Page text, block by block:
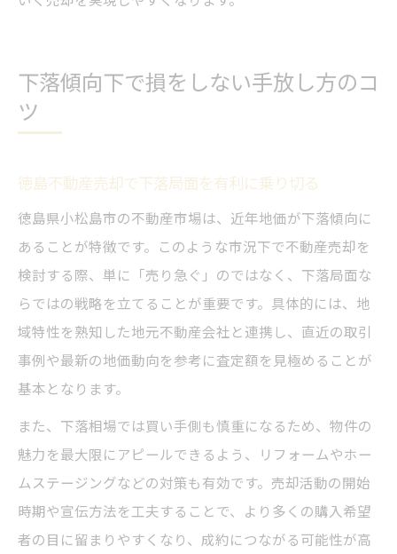
下落傾向下で損をしない手放し方のコ
ツ
徳島不動産売却で下落局面を有利に乗り切る
徳島県小松島市の不動産市場は、近年地価が下落傾向に
あることが特徴です。このような市況下で不動産売却を
検討する際、単に「売り急ぐ」のではなく、下落局面な
らではの戦略を立てることが重要です。具体的には、地
域特性を熟知した地元不動産会社と連携し、直近の取引
事例や最新の地価動向を参考に査定額を見極めることが
基本となります。
また、下落相場では買い手側も慎重になるため、物件の
魅力を最大限にアピールできるよう、リフォームやホー
ムステージングなどの対策も有効です。売却活動の開始
時期や宣伝方法を工夫することで、より多くの購入希望
者の目に留まりやすくなり、成約につながる可能性が高